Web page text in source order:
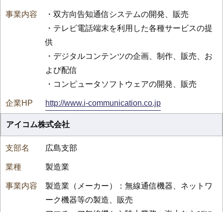
・双方向告知通信システムの開発、販売
・テレビ電話端末を利用した各種サービスの提
供
・デジタルコンテンツの企画、制作、販売、お
よび配信
・コンピュータソフトウェアの開発、販売
http://www.i-communication.co.jp
アイコム株式会社
広島支部
製造業
製造業（メーカー）：無線通信機器、ネットワ
ーク機器等の製造、販売